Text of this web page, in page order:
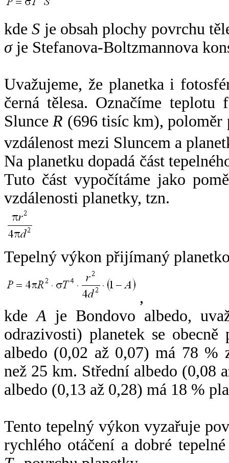
kdeS je obsah plochy povrchu
σje Stefanova-Boltzmannova
Uvažujeme, že planetka i
černá tělesa. Označíme
SlunceR (696 tisíc km),
vzdálenost mezi Sluncem a
Na planetku dopadá část
Tuto část vypočítáme jako
vzdálenosti planetky, tzn.
Tepelný výkon přijímaný
,
kdeA je Bondovo albedo,
odrazivosti) planetek se
albedo (0,02 až 0,07) má 78 %
než 25 km. Střední albedo (0,08
albedo (0,13 až 0,28) má 18 %
Tento tepelný výkon vyzařuje
rychlého otáčení a dobré